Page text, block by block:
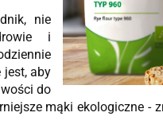
nie
i
jest, aby
do
mąki ekologiczne -